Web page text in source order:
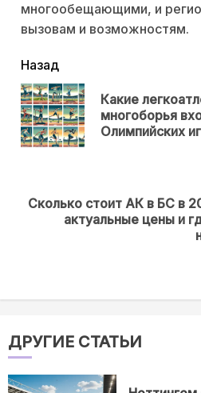
многообещающими, и
вызовам и возможностям.
читать
еще
Назад
Какие
многоборья
Олимпийских
Сколько стоит АК в БС в
актуальные цены и
ДРУГИЕ СТАТЬИ